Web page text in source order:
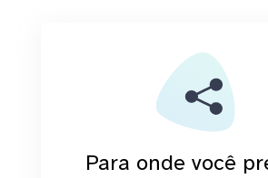
Para onde você